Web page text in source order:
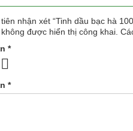
nhận xét “Tinh dầu bạc hà
được hiển thị công khai.
*
*